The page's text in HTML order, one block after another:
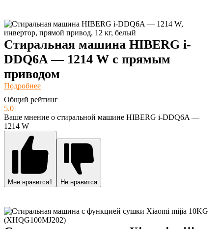
Стиральная машина HIBERG i-
DDQ6A — 1214 W с прямым
приводом
Подробнее
Общий рейтинг
5.0
Ваше мнение о стиральной машине HIBERG i-DDQ6A —
1214 W
Мне нравится1 Не нравится